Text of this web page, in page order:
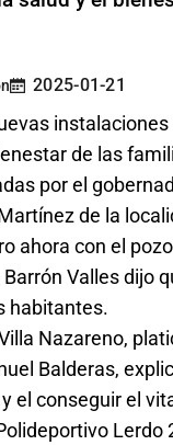
2025-01-21
de las
por el
de la
ahora con el
Valles dijo
habitantes.
Nazareno,
Balderas,
el conseguir el